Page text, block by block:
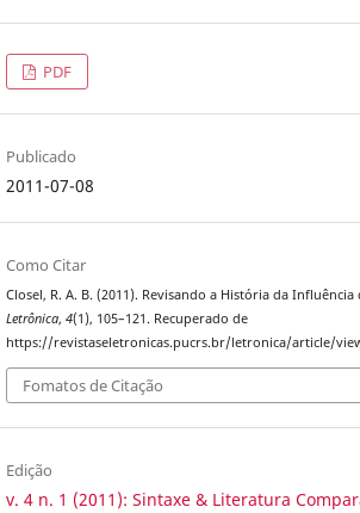
PDF
Publicado
2011-07-08
Como Citar
Closel, R. A. B. (2011). Revisando a História da Influência
Letrônica, 4(1), 105–121. Recuperado de
https://revistaseletronicas.pucrs.br/letronica/article/
Fomatos de Citação
Edição
v. 4 n. 1 (2011): Sintaxe & Literatura